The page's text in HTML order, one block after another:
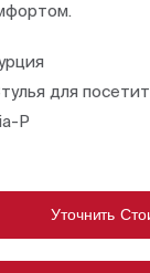
для
P
Уточнить